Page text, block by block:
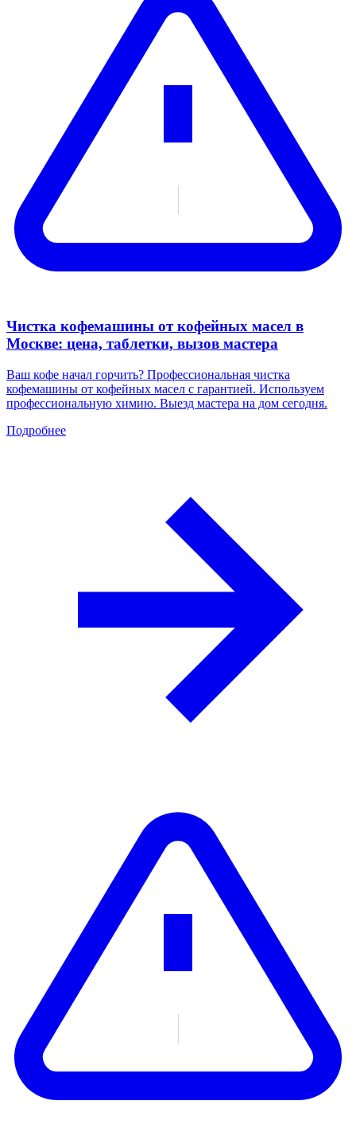
Чистка кофемашины от кофейных масел в
Москве: цена, таблетки, вызов мастера
Ваш кофе начал горчить? Профессиональная чистка
кофемашины от кофейных масел с гарантией. Используем
профессиональную химию. Выезд мастера на дом сегодня.
Подробнее